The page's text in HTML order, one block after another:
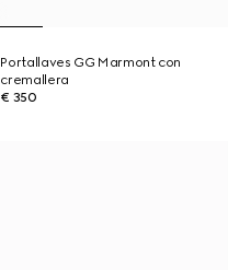
Portallaves GG Marmont con
cremallera
€ 350